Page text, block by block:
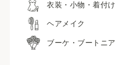
衣装・小物・着付け
ヘアメイク
ブーケ・ブートニア